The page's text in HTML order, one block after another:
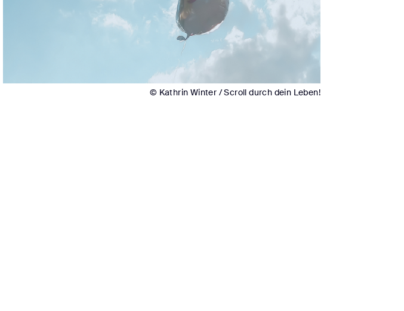
© Kathrin Winter / Scroll durch dein Leben!